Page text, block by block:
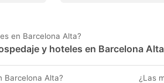
en Barcelona Alta?
y hoteles en Barcelona Alta
Barcelona Alta? ¿Las